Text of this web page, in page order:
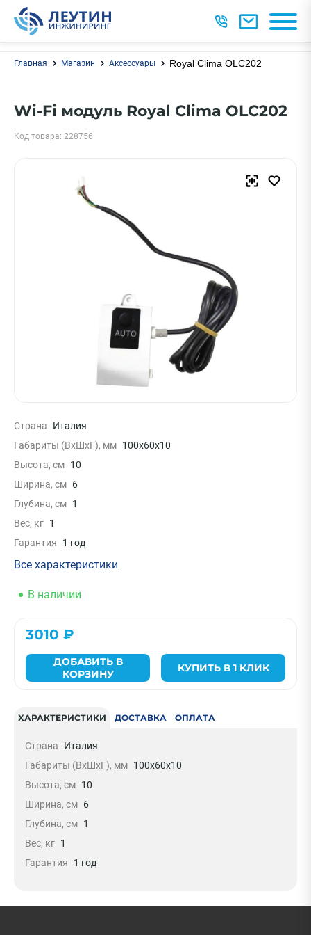
Главная Магазин Аксессуары Royal Clima OLC202
Wi-Fi модуль Royal Clima OLC202
Код товара: 228756
Страна
Италия
Габариты (ВxШxГ), мм 100x60x10
Высота, см 10
Ширина, см 6
Глубина, см 1
Вес, кг 1
Гарантия
1 год
Все характеристики
В наличии
3010 ₽
ДОБАВИТЬ В
КОРЗИНУ
КУПИТЬ В 1 КЛИК
ХАРАКТЕРИСТИКИ ДОСТАВКА ОПЛАТА
Страна
Италия
Габариты (ВxШxГ), мм 100x60x10
Высота, см 10
Ширина, см 6
Глубина, см 1
Вес, кг 1
Гарантия
1 год